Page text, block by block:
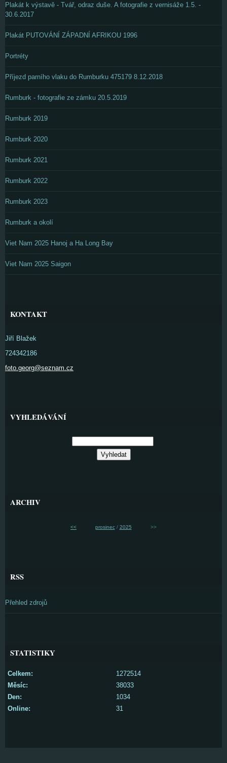
Plakát k výstavě - Tvář, odraz duše. A fotografie z vernisáže 1.5. -
30.6.2017
Plakát PUTOVÁNÍ ZÁPADNÍ AFRIKOU 1996
Portréty
Příjezd parního vlaku do Rumburku 475179 8.12.2018
Rumburk - fotografie ze zámku 20.5.2019
Rumburk 2019
Rumburk 2020
Rumburk 2021
Rumburk 2022
Rumburk 2023
Rumburk a okolí
Viet Nam 2025 Hanoj a Ha Long Bay
Viet Nam 2025 Saigon
KONTAKT
Jiří Blažek
724342186
foto.georg@seznam.cz
VYHLEDÁVÁNÍ
ARCHIV
<< prosinec/ 2025 >>
RSS
Přehled zdrojů
STATISTIKY
Online: 31
Celkem:
1272514
Měsíc:
38033
Den:
1034